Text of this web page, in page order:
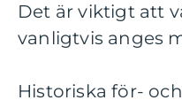
Det är viktigt att
vanligtvis anges
Historiska för-